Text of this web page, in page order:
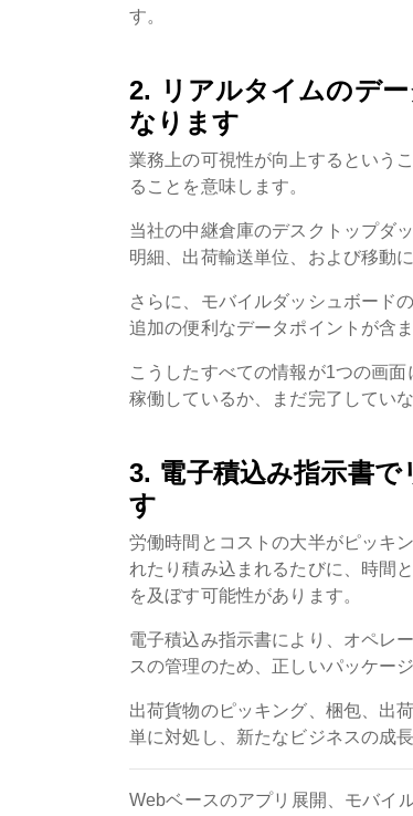
す。
2. リアルタイムのデ
なります
業務上の可視性が向上するという
ることを意味します。
当社の中継倉庫のデスクトップダ
明細、出荷輸送単位、および移動
さらに、モバイルダッシュボード
追加の便利なデータポイントが含
こうしたすべての情報が1つの画
稼働しているか、まだ完了してい
3. 電子積込み指示書
す
労働時間とコストの大半がピッキ
れたり積み込まれるたびに、時間
を及ぼす可能性があります。
電子積込み指示書により、オペレ
スの管理のため、正しいパッケー
出荷貨物のピッキング、梱包、出
単に対処し、新たなビジネスの成
Webベースのアプリ展開、モバイ